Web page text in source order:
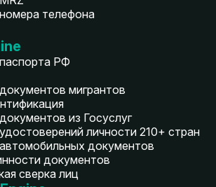
телефона
РФ
мигрантов
из Госуслуг
личности 210+ стран
документов
документов
сверка лиц